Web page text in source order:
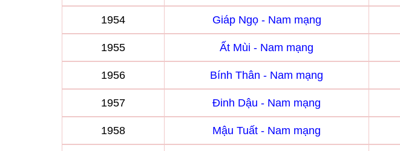
1954 Giáp Ngọ - Nam mạng
1955 Ất Mùi - Nam mạng
1956 Bính Thân - Nam mạng
1957 Đinh Dậu - Nam mạng
1958 Mậu Tuất - Nam mạng